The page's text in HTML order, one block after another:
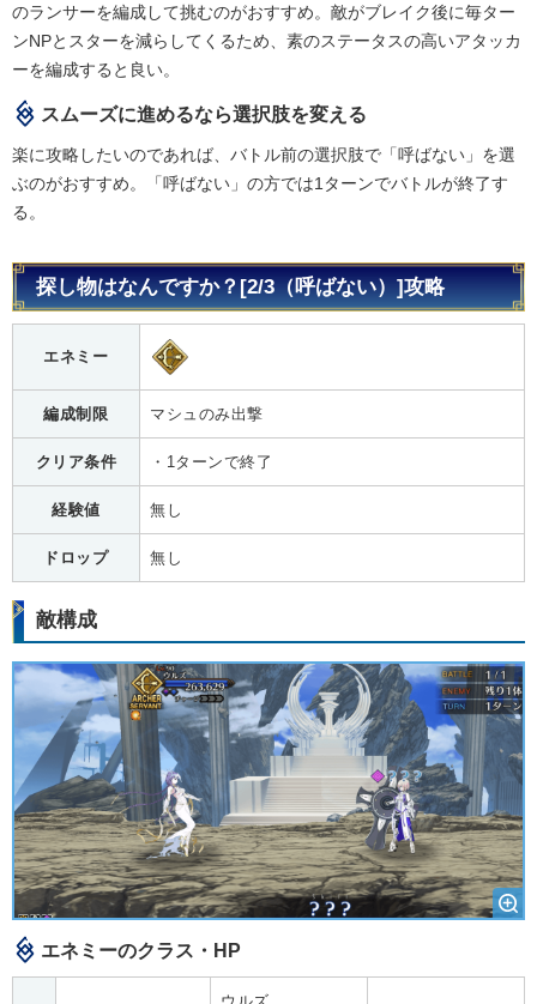
のランサーを編成して挑むのがおすすめ。敵がブレイク後に毎ター
ンNPとスターを減らしてくるため、素のステータスの高いアタッカ
ーを編成すると良い。
スムーズに進めるなら選択肢を変える
楽に攻略したいのであれば、バトル前の選択肢で「呼ばない」を選
ぶのがおすすめ。「呼ばない」の方では1ターンでバトルが終了す
る。
探し物はなんですか？[2/3（呼ばない）]攻略
エネミー
編成制限 マシュのみ出撃
クリア条件 ・1ターンで終了
経験値 無し
ドロップ 無し
敵構成
エネミーのクラス・HP